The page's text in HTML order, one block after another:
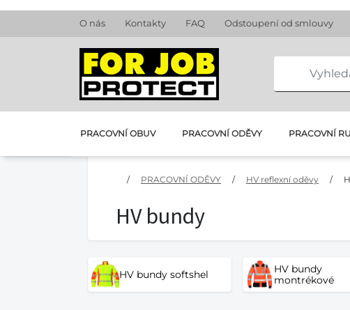
O nás Kontakty FAQ Odstoupení od smlouvy
PRACOVNÍ OBUV PRACOVNÍ ODĚVY PRACOVNÍ
/ PRACOVNÍ ODĚVY / HV reflexní oděvy /
HV bundy
HV bundy softshel
HV bundy
montrékové